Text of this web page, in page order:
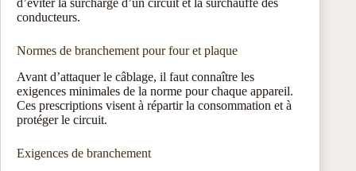
d’éviter la surcharge d’un circuit et la surchauffe des
conducteurs.
Normes de branchement pour four et plaque
Avant d’attaquer le câblage, il faut connaître les
exigences minimales de la norme pour chaque appareil.
Ces prescriptions visent à répartir la consommation et à
protéger le circuit.
Exigences de branchement